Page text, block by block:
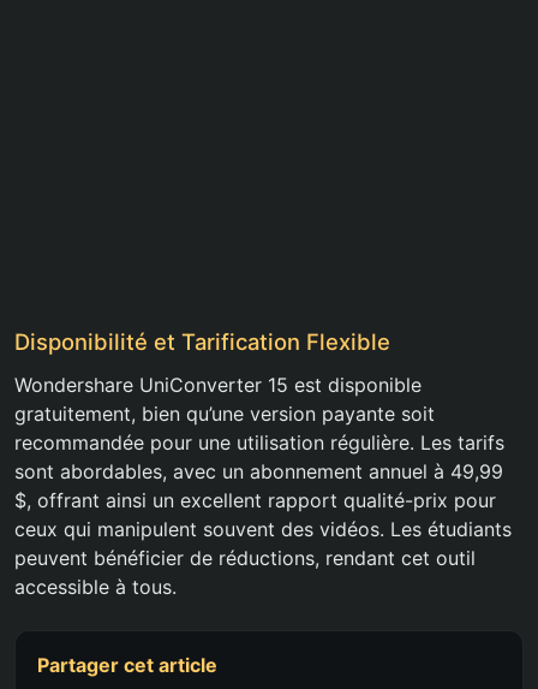
Disponibilité et Tarification Flexible
Wondershare UniConverter 15 est disponible
gratuitement, bien qu’une version payante soit
recommandée pour une utilisation régulière. Les tarifs
sont abordables, avec un abonnement annuel à 49,99
$, offrant ainsi un excellent rapport qualité-prix pour
ceux qui manipulent souvent des vidéos. Les étudiants
peuvent bénéficier de réductions, rendant cet outil
accessible à tous.
Partager cet article